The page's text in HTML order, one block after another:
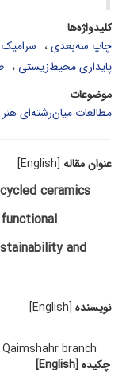
کلیدواژه‌ها
چاپ سه‌بعدی
سرامیک
پایداری محیط‌زیستی
موضوعات
مطالعات میان‌رشته‌ای هنر
عنوان مقاله [English]
ceramics
and
نویسنده [English]
branch
چکیده [English]